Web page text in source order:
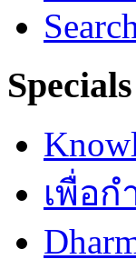
Specials
เพื่อก